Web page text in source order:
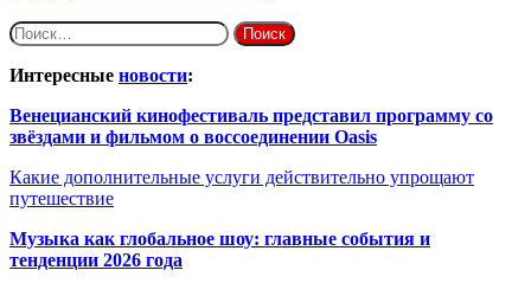
Найти:
Интересные новости:
Венецианский кинофестиваль представил программу со
звёздами и фильмом о воссоединении Oasis
Какие дополнительные услуги действительно упрощают
путешествие
Музыка как глобальное шоу: главные события и
тенденции 2026 года